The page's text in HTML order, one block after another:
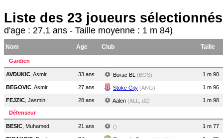
Liste des 23 joueurs sélectionnés
d'age : 27,1 ans - Taille moyenne : 1 m 84)
Nom Age Club Taille
Gardien
AVDUKIC , Asmir 33 ans Borac BL (BOS) 1 m 90
BEGOVIC , Asmir 27 ans Stoke City (ANG) 1 m 96
FEJZIC , Jasmin 28 ans Aalen (ALL, d2) 1 m 98
Défenseur
BESIC , Muhamed 21 ans () 1 m 77